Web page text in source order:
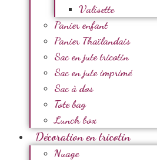
Valisette
Panier enfant
Panier Thaïlandais
Sac en jute tricotin
Sac en jute imprimé
Sac à dos
Tote bag
Lunch box
Décoration en tricotin
Nuage